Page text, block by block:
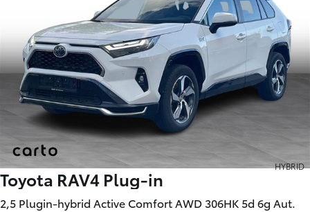
HYBRID
Toyota RAV4 Plug-in
2,5 Plugin-hybrid Active Comfort AWD 306HK 5d 6g Aut.